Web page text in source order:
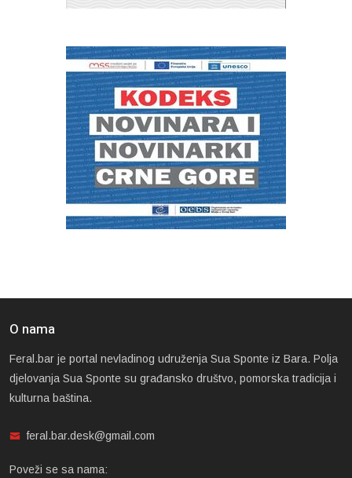
O nama
Feral.bar je portal nevladinog udruženja Sua Sponte iz Bara. Polja
djelovanja Sua Sponte su građansko društvo, pomorska tradicija i
kulturna baština.
feral.bar.desk@gmail.com
Poveži se sa nama: